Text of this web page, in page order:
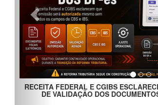
ESCLARECEM ADIAMENTO DAS REGRAS
FISCAIS ELETRÔNICOS